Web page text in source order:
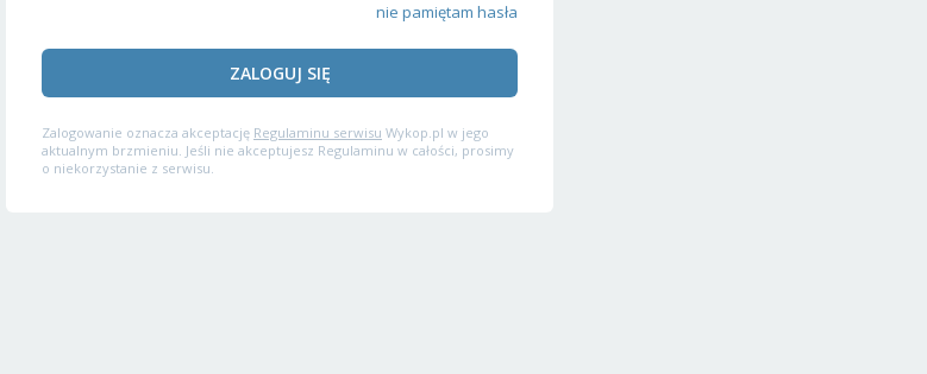
nie pamiętam hasła
ZALOGUJ SIĘ
Zalogowanie oznacza akceptację Regulaminu serwisu Wykop.pl w jego
aktualnym brzmieniu. Jeśli nie akceptujesz Regulaminu w całości, prosimy
o niekorzystanie z serwisu.